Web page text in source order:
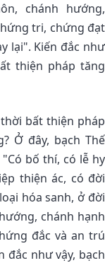
chánh hướng,
tri, chứng đạt
lại". Kiến đắc như
thiện pháp tăng
bất thiện pháp
Ở đây, bạch Thế
bố thí, có lễ hy
thiện ác, có đời
hóa sanh, ở đời
chánh hạnh
đắc và an trú
đắc như vậy, bạch